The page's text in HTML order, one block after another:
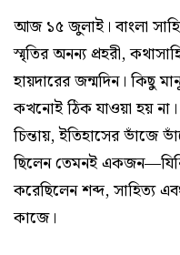
আজ ১৫ জুলাই। বাংলা
স্মৃতির অনন্য প্রহরী,
হায়দারের জন্মদিন। কিছু
কখনোই ঠিক যাওয়া হয় না।
চিন্তায়, ইতিহাসের ভাঁজে
ছিলেন তেমনই
করেছিলেন শব্দ, সাহিত্য
কাজে।